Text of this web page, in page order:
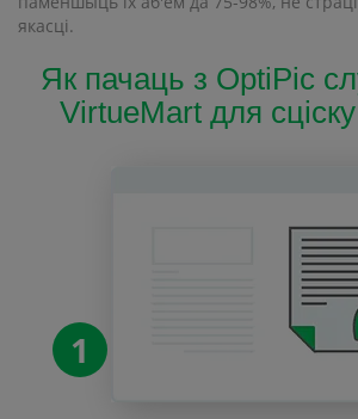
якасці.
Як пачаць з OptiPic
VirtueMart для
1